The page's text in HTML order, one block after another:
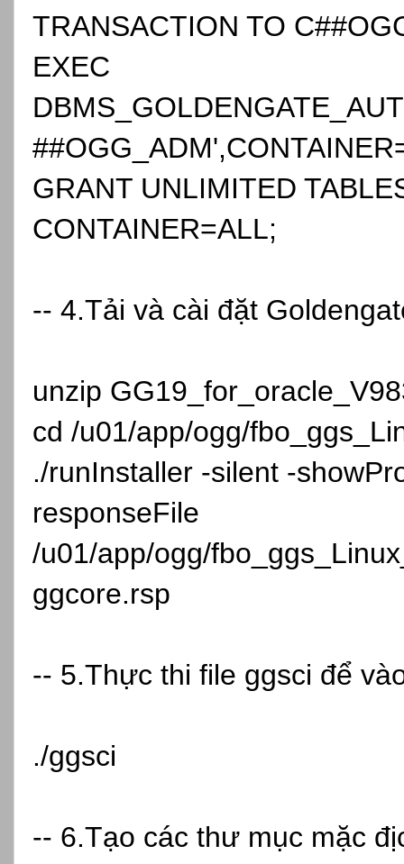
TRANSACTION TO
EXEC
GRANT UNLIMITED
CONTAINER=ALL;
-- 4.Tải và cài đặt
unzip
cd /u01/app/ogg/
./runInstaller -silent -
responseFile
/u01/app/ogg/
ggcore.rsp
-- 5.Thực thi file ggsci để
./ggsci
-- 6.Tạo các thư mục mặc